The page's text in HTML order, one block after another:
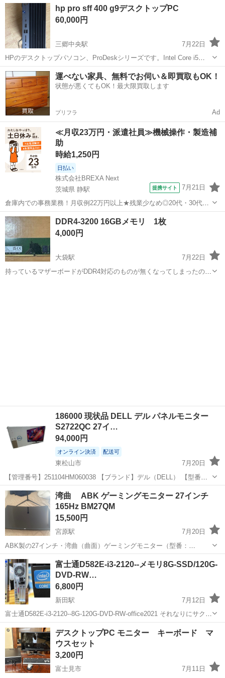
256GBです ご注意なさって下さい。 メモ...
埼玉 越谷市 デスクトップパソコン
hp pro sff 400 g9デスクトップPC
60,000円
三郷中央駅
7月22日
HPのデスクトップパソコン、ProDeskシリーズです。Intel Core i5
vProプロセッサを搭載しており、ビジネス用途や事務作業に最適なモ
デルです。 - メーカー: HP - モデル名: hp pro sff ...
埼玉 三郷市 三郷中央駅 デスクトップパソコン
運べない家具、無料でお伺い＆即買取もOK！
状態が悪くてもOK！最大限買取します
プリフラ Ad
≪月収23万円・派遣社員≫機械操作・製造補
助
時給1,250円
日払い
株式会社BREXA Next
茨城県 静駅
提携サイト 7月21日
倉庫内での事務業務！月収例22万円以上★残業少なめ◎20代・30代・
40代の男女活躍中！空調完備で快適作業★食堂利用可◎マイカー通勤
OK◎無料駐車場完備！《茨城県常陸大宮市》 人気の工場のお仕事 ◇
電子部品製造倉庫内の事務...
茨城 常陸大宮市 静駅 その他
DDR4-3200 16GBメモリ 1枚
4,000円
大袋駅
7月22日
持っているマザーボードがDDR4対応のものが無くなってしまったの
186000 現状品 DELL デル パネルモニター
S2722QC 27イ…
94,000円
オンライン決済 配送可
東松山市
7月20日
【管理番号】251104HM060038 【ブランド】デル（DELL） 【型番】
S2722QC 【ライン】27インチ 【通電確認】確認済 【動作確認】未確
認 【付属品】外箱 ■コ...
埼玉 東松山市 デスクトップパソコン DELL
湾曲 ABK ゲーミングモニター 27インチ
165Hz BM27QM
15,500円
宮原駅
7月20日
ABK製の27インチ・湾曲（曲面）ゲーミングモニター（型番：
BM27QM）です。使用期間は3ヶ月ほどで、目立つ傷や汚れのない美
品です。 【主なスペック】 画面サイズ：27インチ（湾曲仕様） リフ
レッシュレート：確か165か...
埼玉 上尾市 宮原駅 デスクトップパソコン
富士通D582E-i3-2120--メモリ8G-SSD/120G-
DVD-RW…
6,800円
新田駅
7月12日
富士通D582E-i3-2120--8G-120G-DVD-RW-office2021 それなりにサクサ
ク動くi3/2120 デュアル画面対応 D582E-i3-2120--8G-120G-DVD-RW-
offi...
埼玉 草加市 新田駅 デスクトップパソコン office
デスクトップPC モニター キーボード マ
ウスセット
3,200円
富士見市
7月11日